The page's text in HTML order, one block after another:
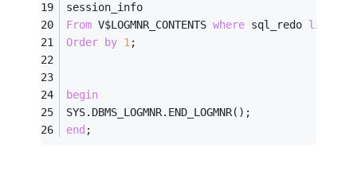
session_info
From V$LOGMNR_CONTENTS where sql_redo like
Order
by 1;
begin
SYS.DBMS_LOGMNR.END_LOGMNR();
end ;